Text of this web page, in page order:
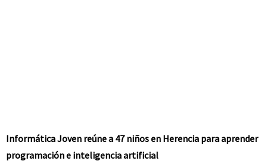
Informática Joven reúne a 47 niños en Herencia para aprender
programación e inteligencia artificial